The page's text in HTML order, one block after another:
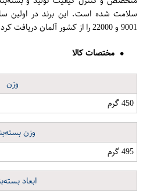
سلامت شده است. این برند در اولین
9001 و 22000 را از کشور آلمان دریافت کرد.
مختصات کالا
وزن
450 گرم
وزن
495 گرم
ابعاد